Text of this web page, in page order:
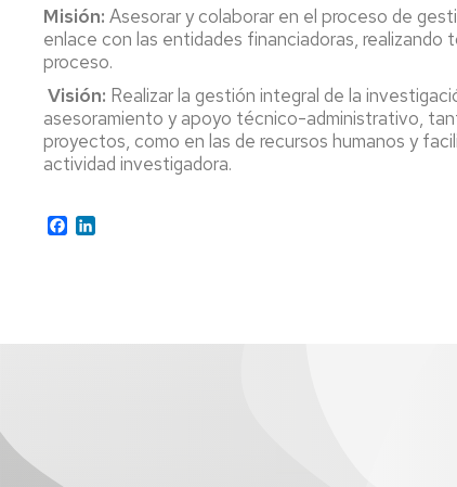
Personal
Misión: Asesorar y colaborar en el proceso de
enlace con las entidades financiadoras,
proceso.
Visión: Realizar la gestión integral de la
asesoramiento y apoyo técnico-administrativo,
proyectos, como en las de recursos humanos y
actividad investigadora.
Facebook